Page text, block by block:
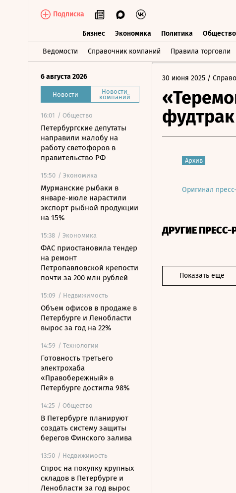
Подписка
Бизнес Экономика Политика Общество
Ведомости Справочник компаний Правила торговли
Бизнес Экономика Политика
6 августа 2026
Новости Новости
компаний
16:01 / Общество
Петербургские депутаты
направили жалобу на
работу светофоров в
правительство РФ
15:50 / Экономика
Мурманские рыбаки в
январе-июле нарастили
экспорт рыбной продукции
на 15%
15:38 / Экономика
ФАС приостановила тендер
на ремонт
Петропавловской крепости
почти за 200 млн рублей
15:09 / Недвижимость
Объем офисов в продаже в
Петербурге и Ленобласти
вырос за год на 22%
14:59 / Технологии
Готовность третьего
электрохаба
«Правобережный» в
Петербурге достигла 98%
14:25 / Общество
В Петербурге планируют
создать систему защиты
берегов Финского залива
13:50 / Недвижимость
Спрос на покупку крупных
складов в Петербурге и
Ленобласти за год вырос
30 июня 2025 /
Архив
Оригинал
ДРУГИЕ
Показать еще